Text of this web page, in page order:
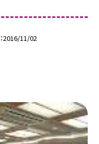
2016/11/02